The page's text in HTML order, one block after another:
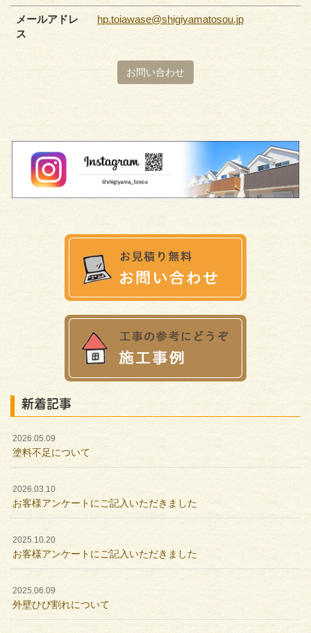
メールアドレ
ス
hp.toiawase@shigiyamatosou.jp
お問い合わせ
新着記事
2026.05.09
塗料不足について
2026.03.10
お客様アンケートにご記入いただきました
2025.10.20
お客様アンケートにご記入いただきました
2025.06.09
外壁ひび割れについて